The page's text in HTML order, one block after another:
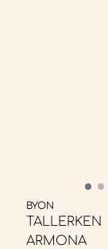
BYON
TALLERKEN
ARMONA